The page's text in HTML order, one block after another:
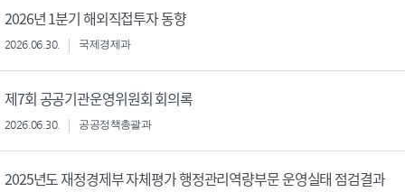
2026년 1분기 해외직접투자 동향
2026.06.30. 국제경제과
제7회 공공기관운영위원회 회의록
2026.06.30. 공공정책총괄과
2025년도 재정경제부 자체평가 행정관리역량부문 운영실태 점검결과